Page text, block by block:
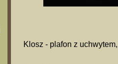
Klosz - plafon z uchwytem,